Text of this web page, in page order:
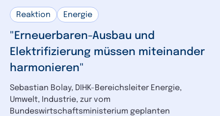
Reaktion Energie
"Erneuerbaren-Ausbau und
Elektrifizierung müssen miteinander
harmonieren"
Sebastian Bolay, DIHK-Bereichsleiter Energie,
Umwelt, Industrie, zur vom
Bundeswirtschaftsministerium geplanten